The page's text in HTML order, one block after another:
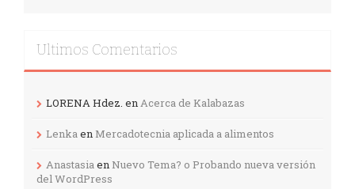
Ultimos Comentarios
LORENA Hdez. en Acerca de Kalabazas
Lenka en Mercadotecnia aplicada a alimentos
Anastasia en Nuevo Tema? o Probando nueva versión
del WordPress